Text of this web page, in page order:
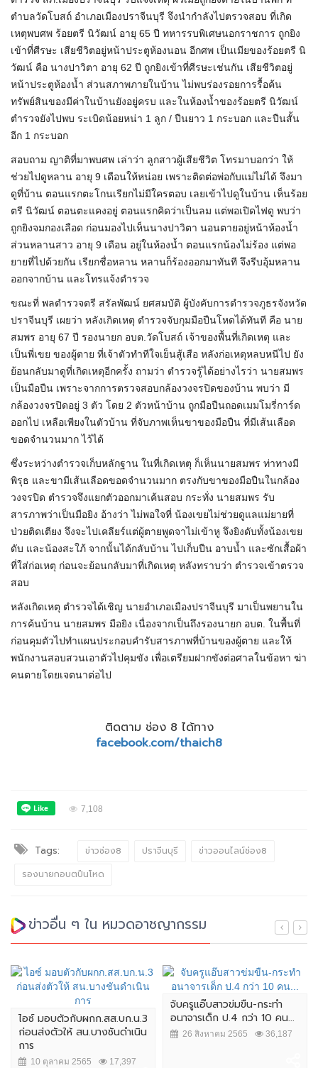
ตำบลวัดโบสถ์ อำเภอเมืองปราจีนบุรี จึงนำกำลังไปตรวจสอบ ที่เกิด
เหตุพบศพ ร้อยตรี นิวัฒน์ อายุ 65 ปี ทหารรบพิเศษนอกราชการ ถูกยิง
เข้าที่ศีรษะ เสียชีวิตอยู่หน้าประตูห้องนอน อีกศพ เป็นเมียของร้อยตรี นิ
วัฒน์ คือ นางปาวิตา อายุ 62 ปี ถูกยิงเข้าที่ศีรษะเช่นกัน เสียชีวิตอยู่
หน้าประตูห้องน้ำ ส่วนสภาพภายในบ้าน ไม่พบร่องรอยการรื้อค้น
ทรัพย์สินของมีค่าในบ้านยังอยู่ครบ และในห้องน้ำของร้อยตรี นิวัฒน์
ตำรวจยังไปพบ ระเบิดน้อยหน่า 1 ลูก / ปืนยาว 1 กระบอก และปืนสั้น
อีก 1 กระบอก
สอบถาม ญาติที่มาพบศพ เล่าว่า ลูกสาวผู้เสียชีวิต โทรมาบอกว่า ให้
ช่วยไปดูหลาน อายุ 9 เดือนให้หน่อย เพราะติดต่อพ่อกับแม่ไม่ได้ จึงมา
ดูที่บ้าน ตอนแรกตะโกนเรียกไม่มีใครตอบ เลยเข้าไปดูในบ้าน เห็นร้อย
ตรี นิวัฒน์ ตอนตะแคงอยู่ ตอนแรกคิดว่าเป็นลม แต่พอเปิดไฟดู พบว่า
ถูกยิงจมกองเลือด ก่อนมองไปเห็นนางปาวิตา นอนตายอยู่หน้าห้องน้ำ
ส่วนหลานสาว อายุ 9 เดือน อยู่ในห้องน้ำ ตอนแรกน้องไม่ร้อง แต่พอ
ยายที่ไปด้วยกัน เรียกชื่อหลาน หลานก็ร้องออกมาทันที จึงรีบอุ้มหลาน
ออกจากบ้าน และโทรแจ้งตำรวจ
ขณะที่ พลตำรวจตรี สรัลพัฒน์ ยศสมบัติ ผู้บังคับการตำรวจภูธรจังหวัด
ปราจีนบุรี เผยว่า หลังเกิดเหตุ ตำรวจจับกุมมือปืนโหดได้ทันที คือ นาย
สมพร อายุ 67 ปี รองนายก อบต.วัดโบสถ์ เจ้าของพื้นที่เกิดเหตุ และ
เป็นพี่เขย ของผู้ตาย ที่เจ้าตัวทำทีใจเย็นสู้เสือ หลังก่อเหตุหลบหนีไป ยัง
ย้อนกลับมาดูที่เกิดเหตุอีกครั้ง ถามว่า ตำรวจรู้ได้อย่างไรว่า นายสมพร
เป็นมือปืน เพราะจากการตรวจสอบกล้องวงจรปิดของบ้าน พบว่า มี
กล้องวงจรปิดอยู่ 3 ตัว โดย 2 ตัวหน้าบ้าน ถูกมือปืนถอดเมมโมรี่การ์ด
ออกไป เหลือเพียงในตัวบ้าน ที่จับภาพเห็นขาของมือปืน ที่มีเส้นเลือด
ขอดจำนวนมาก ไว้ได้
ซึ่งระหว่างตำรวจเก็บหลักฐาน ในที่เกิดเหตุ ก็เห็นนายสมพร ท่าทางมี
พิรุธ และขามีเส้นเลือดขอดจำนวนมาก ตรงกับขาของมือปืนในกล้อง
วงจรปิด ตำรวจจึงแยกตัวออกมาเค้นสอบ กระทั่ง นายสมพร รับ
สารภาพว่าเป็นมือยิง อ้างว่า ไม่พอใจที่ น้องเขยไม่ช่วยดูแลแม่ยายที่
ป่วยติดเตียง จึงจะไปเคลียร์แต่ผู้ตายพูดจาไม่เข้าหู จึงยิงดับทั้งน้องเขย
ดับ และน้องสะใภ้ จากนั้นได้กลับบ้าน ไปเก็บปืน อาบน้ำ และซักเสื้อผ้า
ที่ใส่ก่อเหตุ ก่อนจะย้อนกลับมาที่เกิดเหตุ หลังทราบว่า ตำรวจเข้าตรวจ
สอบ
หลังเกิดเหตุ ตำรวจได้เชิญ นายอำเภอเมืองปราจีนบุรี มาเป็นพยานใน
การค้นบ้าน นายสมพร มือยิง เนื่องจากเป็นถึงรองนายก อบต. ในพื้นที่
ก่อนคุมตัวไปทำแผนประกอบคำรับสารภาพที่บ้านของผู้ตาย และให้
พนักงานสอบสวนเอาตัวไปคุมขัง เพื่อเตรียมฝากขังต่อศาลในข้อหา ฆ่า
คนตายโดยเจตนาต่อไป
ติดตาม ช่อง 8 ได้ทาง
facebook.com/thaich8
7,108
Tags: ข่าวช่อง8 ปราจีนบุรี
ข่าวออนไลน์ช่อง8
รองนายกอบตปืนโหด
ข่าวอื่น ๆ ใน หมวดอาชญากรรม
ไอซ์ มอบตัวกับผกก.สส.บก.น.3
ก่อนส่งตัวให้ สน.บางชันดำเนิน
การ
10 ตุลาคม 2565 17,397
จับครูแอ๊บสาวข่มขืน-กระทำ
อนาจารเด็ก ป.4 กว่า 10 คน...
26 สิงหาคม 2565 36,187